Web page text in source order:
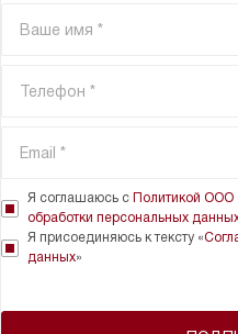
Я соглашаюсь с Политикой ООО
обработки персональных
Я присоединяюсь к тексту «
данных»